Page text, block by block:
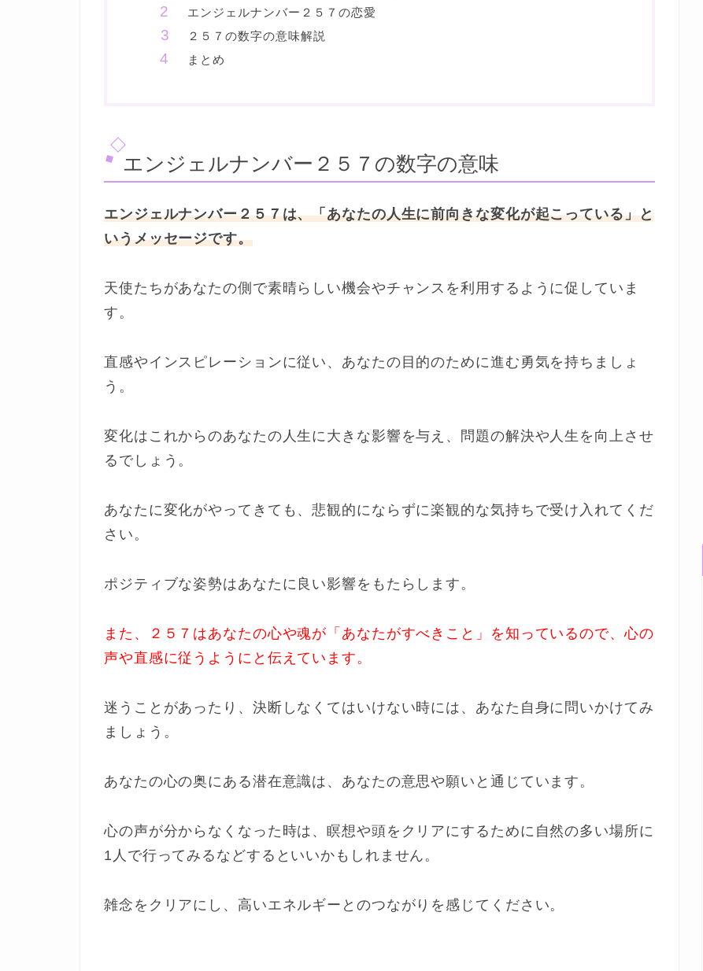
エンジェルナンバー２５７の恋愛
２５７の数字の意味解説
まとめ
エンジェルナンバー２５７の数字の意味
エンジェルナンバー２５７は、「あなたの人生に前向きな変化が起こっている」と
いうメッセージです。
天使たちがあなたの側で素晴らしい機会やチャンスを利用するように促していま
す。
直感やインスピレーションに従い、あなたの目的のために進む勇気を持ちましょ
う。
変化はこれからのあなたの人生に大きな影響を与え、問題の解決や人生を向上させ
るでしょう。
あなたに変化がやってきても、悲観的にならずに楽観的な気持ちで受け入れてくだ
さい。
ポジティブな姿勢はあなたに良い影響をもたらします。
また、２５７はあなたの心や魂が「あなたがすべきこと」を知っているので、心の
声や直感に従うようにと伝えています。
迷うことがあったり、決断しなくてはいけない時には、あなた自身に問いかけてみ
ましょう。
あなたの心の奥にある潜在意識は、あなたの意思や願いと通じています。
心の声が分からなくなった時は、瞑想や頭をクリアにするために自然の多い場所に
1人で行ってみるなどするといいかもしれません。
雑念をクリアにし、高いエネルギーとのつながりを感じてください。